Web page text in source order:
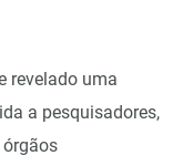
revelado uma
a pesquisadores,